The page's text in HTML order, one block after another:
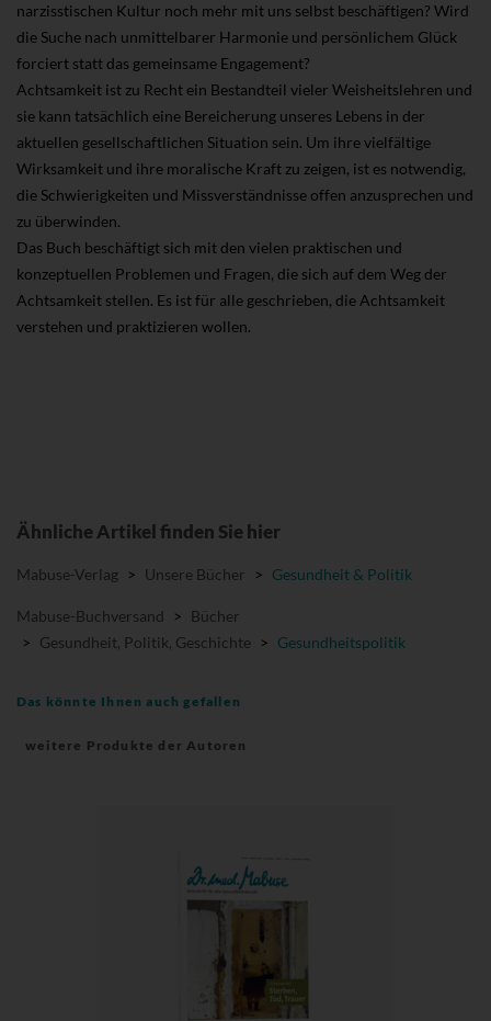
narzisstischen Kultur noch mehr mit uns selbst beschäftigen? Wird
die Suche nach unmittelbarer Harmonie und persönlichem Glück
forciert statt das gemeinsame Engagement?
Achtsamkeit ist zu Recht ein Bestandteil vieler Weisheitslehren und
sie kann tatsächlich eine Bereicherung unseres Lebens in der
aktuellen gesellschaftlichen Situation sein. Um ihre vielfältige
Wirksamkeit und ihre moralische Kraft zu zeigen, ist es notwendig,
die Schwierigkeiten und Missverständnisse offen anzusprechen und
zu überwinden.
Das Buch beschäftigt sich mit den vielen praktischen und
konzeptuellen Problemen und Fragen, die sich auf dem Weg der
Achtsamkeit stellen. Es ist für alle geschrieben, die Achtsamkeit
verstehen und praktizieren wollen.
Ähnliche Artikel finden Sie hier
Mabuse-Verlag > Unsere Bücher > Gesundheit & Politik
Mabuse-Buchversand > Bücher
> Gesundheit, Politik, Geschichte > Gesundheitspolitik
Das könnte Ihnen auch gefallen
weitere Produkte der Autoren